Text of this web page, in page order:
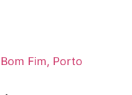
Fim, Porto